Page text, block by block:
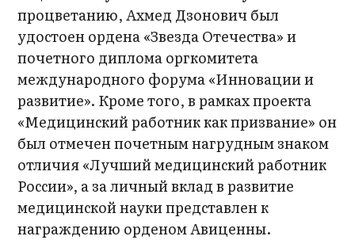
процветанию, Ахмед Дзонович был
удостоен ордена «Звезда Отечества» и
почетного диплома оргкомитета
международного форума «Инновации и
развитие». Кроме того, в рамках проекта
«Медицинский работник как призвание» он
был отмечен почетным нагрудным знаком
отличия «Лучший медицинский работник
России», а за личный вклад в развитие
медицинской науки представлен к
награждению орденом Авиценны.